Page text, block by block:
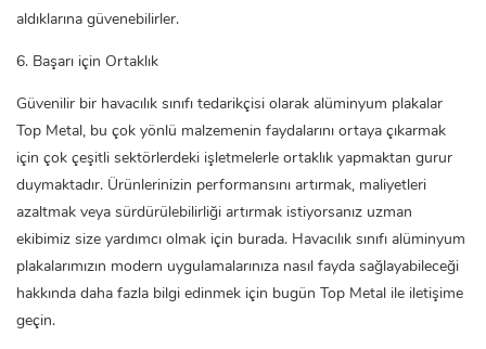
aldıklarına güvenebilirler.
6. Başarı için Ortaklık
Güvenilir bir havacılık sınıfı tedarikçisi olarak alüminyum plakalar
Top Metal, bu çok yönlü malzemenin faydalarını ortaya çıkarmak
için çok çeşitli sektörlerdeki işletmelerle ortaklık yapmaktan gurur
duymaktadır. Ürünlerinizin performansını artırmak, maliyetleri
azaltmak veya sürdürülebilirliği artırmak istiyorsanız uzman
ekibimiz size yardımcı olmak için burada. Havacılık sınıfı alüminyum
plakalarımızın modern uygulamalarınıza nasıl fayda sağlayabileceği
hakkında daha fazla bilgi edinmek için bugün Top Metal ile iletişime
geçin.